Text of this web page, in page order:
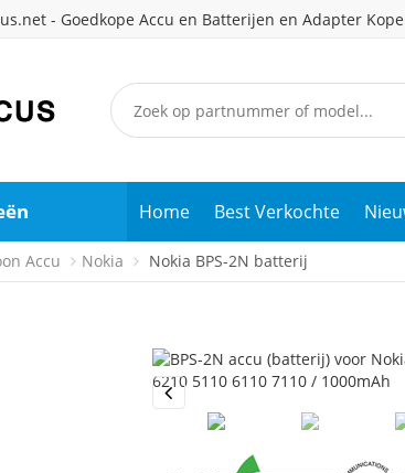
- Goedkope Accu en Batterijen en Adapter
Home Best Verkochte
Accu Nokia Nokia BPS-2N batterij
Previous